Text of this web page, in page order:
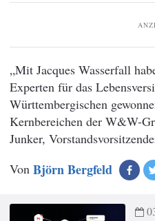
„Mit Jacques Wasserfall
Experten für das
Württembergischen
Kernbereichen der W&W-
Junker,
Von Björn Bergfeld